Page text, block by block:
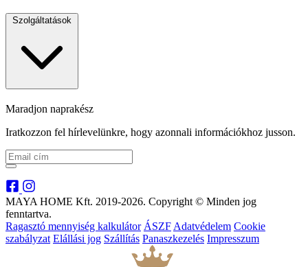
Szolgáltatások
Maradjon naprakész
Iratkozzon fel hírlevelünkre, hogy azonnali információkhoz jusson.
MAYA HOME Kft. 2019-2026. Copyright © Minden jog
fenntartva.
Ragasztó mennyiség kalkulátor ÁSZF Adatvédelem Cookie
szabályzat Elállási jog Szállítás Panaszkezelés Impresszum